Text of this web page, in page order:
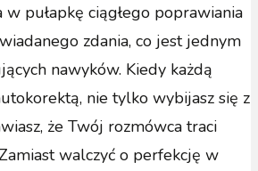
pułapkę ciągłego poprawiania
zdania, co jest jednym
nawyków. Kiedy każdą
nie tylko wybijasz się z
że Twój rozmówca traci
walczyć o perfekcję w